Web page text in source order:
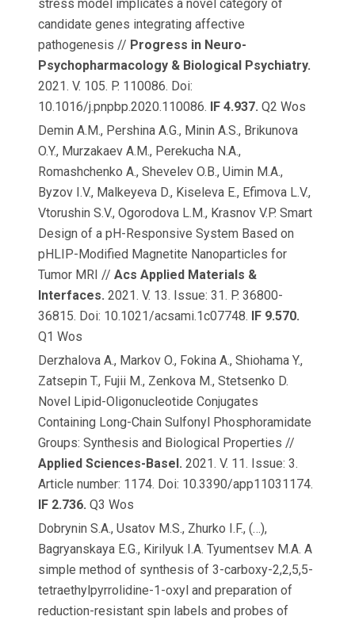
stress model implicates a novel category of
candidate genes integrating affective
pathogenesis // Progress in Neuro-
Psychopharmacology & Biological Psychiatry.
2021. V. 105. P. 110086. Doi:
10.1016/j.pnpbp.2020.110086. IF 4.937. Q2 Wos
Demin A.M., Pershina A.G., Minin A.S., Brikunova
O.Y., Murzakaev A.M., Perekucha N.A.,
Romashchenko A., Shevelev O.B., Uimin M.A.,
Byzov I.V., Malkeyeva D., Kiseleva E., Efimova L.V.,
Vtorushin S.V., Ogorodova L.M., Krasnov V.P. Smart
Design of a pH-Responsive System Based on
pHLIP-Modified Magnetite Nanoparticles for
Tumor MRI //Acs Applied Materials &
Interfaces. 2021. V. 13. Issue: 31. P. 36800-
36815. Doi: 10.1021/acsami.1c07748. IF 9.570.
Q1 Wos
Derzhalova A., Markov O., Fokina A., Shiohama Y.,
Zatsepin T., Fujii M., Zenkova M., Stetsenko D.
Novel Lipid-Oligonucleotide Conjugates
Containing Long-Chain Sulfonyl Phosphoramidate
Groups: Synthesis and Biological Properties //
Applied Sciences-Basel. 2021. V. 11. Issue: 3.
Article number: 1174. Doi: 10.3390/app11031174.
IF 2.736. Q3 Wos
Dobrynin S.A., Usatov M.S., Zhurko I.F., (…),
Bagryanskaya E.G., Kirilyuk I.A. Tyumentsev M.A. A
simple method of synthesis of 3-carboxy-2,2,5,5-
tetraethylpyrrolidine-1-oxyl and preparation of
reduction-resistant spin labels and probes of